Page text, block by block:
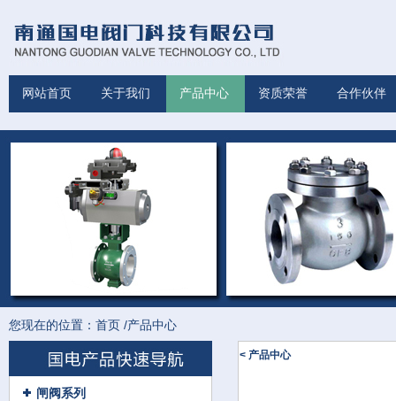
网站首页 关于我们 产品中心 资质荣誉 合作伙伴
您现在的位置： 首页 /产品中心
< 产品中心
闸阀系列